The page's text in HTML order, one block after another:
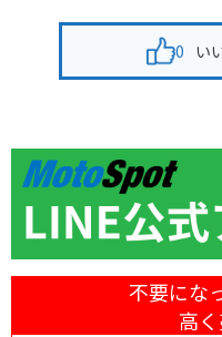
0 い
不要にな
高